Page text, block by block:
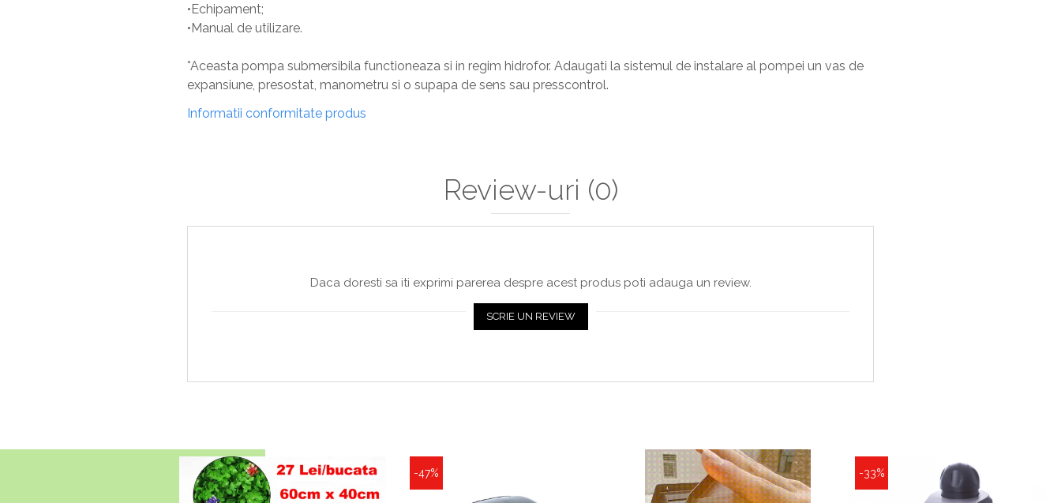
•Echipament;
•Manual de utilizare.
*Aceasta pompa submersibila functioneaza si in regim hidrofor. Adaugati la sistemul de instalare al pompei un vas de
expansiune, presostat, manometru si o supapa de sens sau presscontrol.
Informatii conformitate produs
Review-uri (0)
Daca doresti sa iti exprimi parerea despre acest produs poti adauga un review.
SCRIE UN REVIEW
-47% -33%